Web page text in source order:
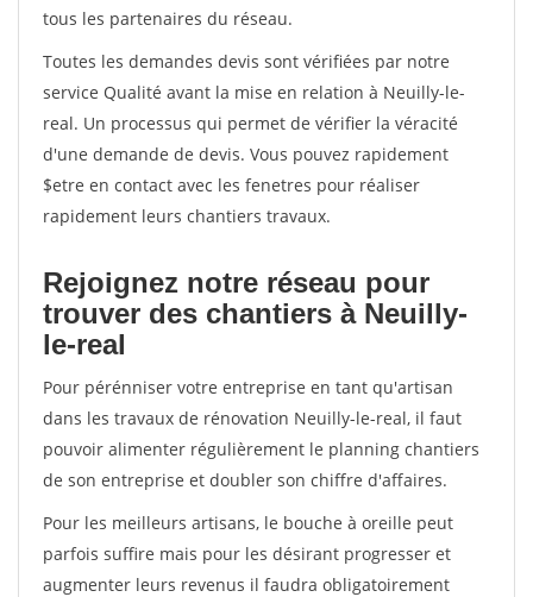
tous les partenaires du réseau.
Toutes les demandes devis sont vérifiées par notre
service Qualité avant la mise en relation à Neuilly-le-
real. Un processus qui permet de vérifier la véracité
d'une demande de devis. Vous pouvez rapidement
$etre en contact avec les fenetres pour réaliser
rapidement leurs chantiers travaux.
Rejoignez notre réseau pour
trouver des chantiers à Neuilly-
le-real
Pour pérénniser votre entreprise en tant qu'artisan
dans les travaux de rénovation Neuilly-le-real, il faut
pouvoir alimenter régulièrement le planning chantiers
de son entreprise et doubler son chiffre d'affaires.
Pour les meilleurs artisans, le bouche à oreille peut
parfois suffire mais pour les désirant progresser et
augmenter leurs revenus il faudra obligatoirement